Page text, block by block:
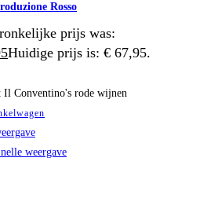
Rosso
prijs was:
Huidige prijs is: € 67,95.
Il Conventino's rode wijnen
weergave